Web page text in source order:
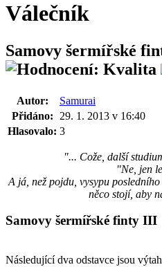
Válečník
Samovy šermířské
Autor:
Samurai
Přidáno:
29. 1. 2013 v 16:40
Hlasovalo: 3
"... Cože, další
"Ne, jen
A já, než pojdu, vysypu
něco stojí, aby
Samovy šermířské finty III
Následující dva odstavce jsou